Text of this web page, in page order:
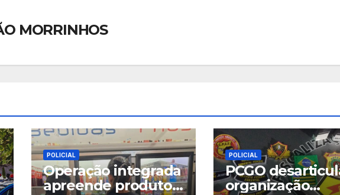
MORRINHOS
POLICIAL
Operação integrada
apreende produtos
POLICIAL
PCGO
organização